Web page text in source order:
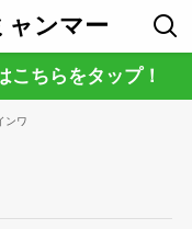
ャンマー
こちらをタップ！
ンワ